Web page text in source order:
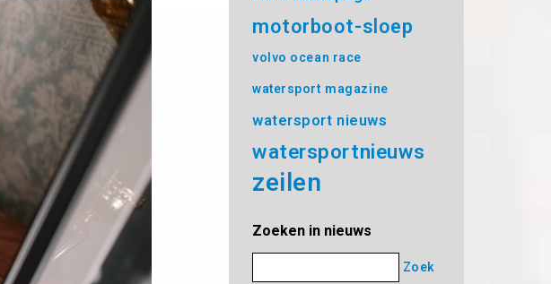
motorboot-sloep
volvo ocean race
watersport magazine
watersport nieuws
watersportnieuws
zeilen
Zoeken in nieuws
Zoek